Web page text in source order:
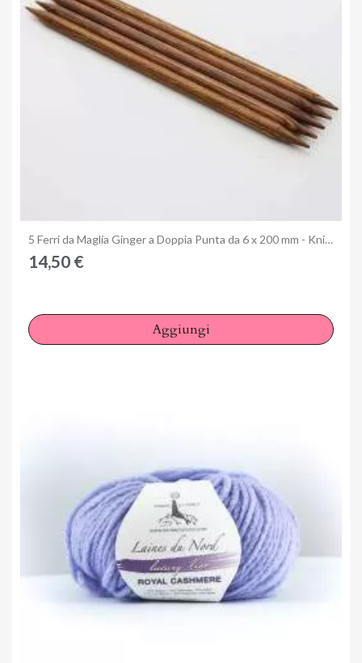
Anteprima 5 Ferri da Maglia Ginger a Doppia Punta da 6 x 200 mm - KnitPro
14,50 €
Aggiungi